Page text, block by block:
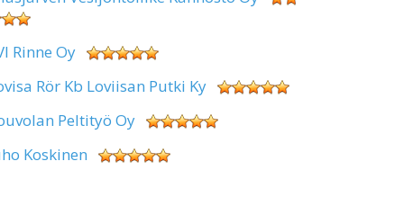
Rinne Oy
Rör Kb Loviisan Putki Ky
Peltityö Oy
Koskinen